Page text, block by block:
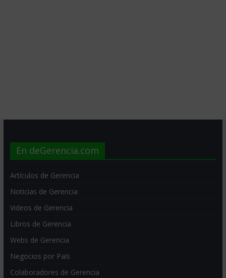
En deGerencia.com
Artículos de Gerencia
Noticias de Gerencia
Videos de Gerencia
Libros de Gerencia
Webs de Gerencia
Negocios por País
Colaboradores de Gerencia